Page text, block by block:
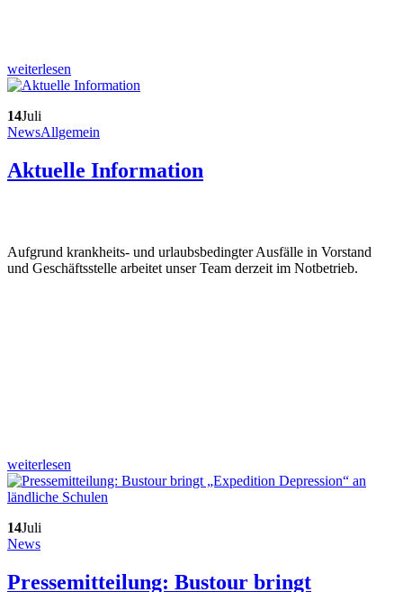
weiterlesen
14Juli
NewsAllgemein
Aktuelle Information
Aufgrund krankheits- und urlaubsbedingter Ausfälle in Vorstand
und Geschäftsstelle arbeitet unser Team derzeit im Notbetrieb.
weiterlesen
14Juli
News
Pressemitteilung: Bustour bringt